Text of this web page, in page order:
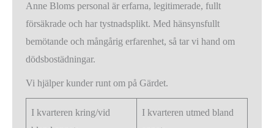
Anne Bloms personal är erfarna, legitimerade, fullt
försäkrade och har tystnadsplikt. Med hänsynsfullt
bemötande och mångårig erfarenhet, så tar vi hand om
dödsbostädningar.
Vi hjälper kunder runt om på Gärdet.
I kvarteren kring/vid
I kvarteren utmed bland